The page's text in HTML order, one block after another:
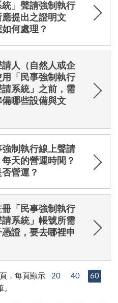
統」聲請強制執行
應提出之證明文
何處理？
請人（自然人或企
用「民事強制執行
請系統」之前，需
備哪些設備與文
強制執行線上聲請
天的營運時間？
營運？
冊「民事強制執行
請系統」帳號所需
憑證，要去哪裡申
頁，每頁顯示 20 40
60
。